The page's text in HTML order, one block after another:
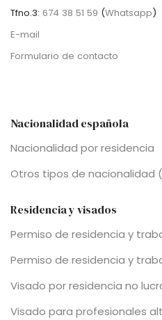
Tfno.3: 674 38 51 59 (Whatsapp)
E-mail
Formulario de contacto
Nacionalidad española
Nacionalidad por residencia
Otros tipos de nacionalidad
Residencia y visados
Permiso de residencia y
Permiso de residencia y
Visado por residencia no
Visado para profesionales